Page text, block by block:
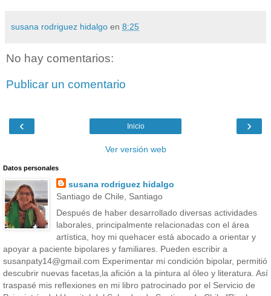
susana rodriguez hidalgo en 8:25
No hay comentarios:
Publicar un comentario
‹ ›
Inicio
Ver versión web
Datos personales
susana rodriguez hidalgo
Santiago de Chile, Santiago
Después de haber desarrollado diversas actividades
laborales, principalmente relacionadas con el área
artística, hoy mi quehacer está abocado a orientar y
apoyar a paciente bipolares y familiares. Pueden escribir a
susanpaty14@gmail.com Experimentar mi condición bipolar, permitió
descubrir nuevas facetas,la afición a la pintura al óleo y literatura. Así
traspasé mis reflexiones en mi libro patrocinado por el Servicio de